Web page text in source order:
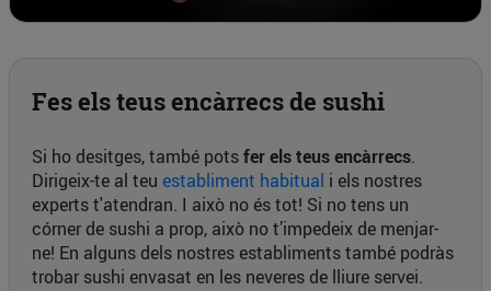
Fes els teus encàrrecs de sushi
Si ho desitges, també potsfer els teus encàrrecs.
Dirigeix-te al teu establiment habitual i els nostres
experts t'atendran. I això no és tot! Si no tens un
córner de sushi a prop, això no t’impedeix de menjar-
ne! En alguns dels nostres establiments també podràs
trobar sushi envasat en les neveres de lliure servei.